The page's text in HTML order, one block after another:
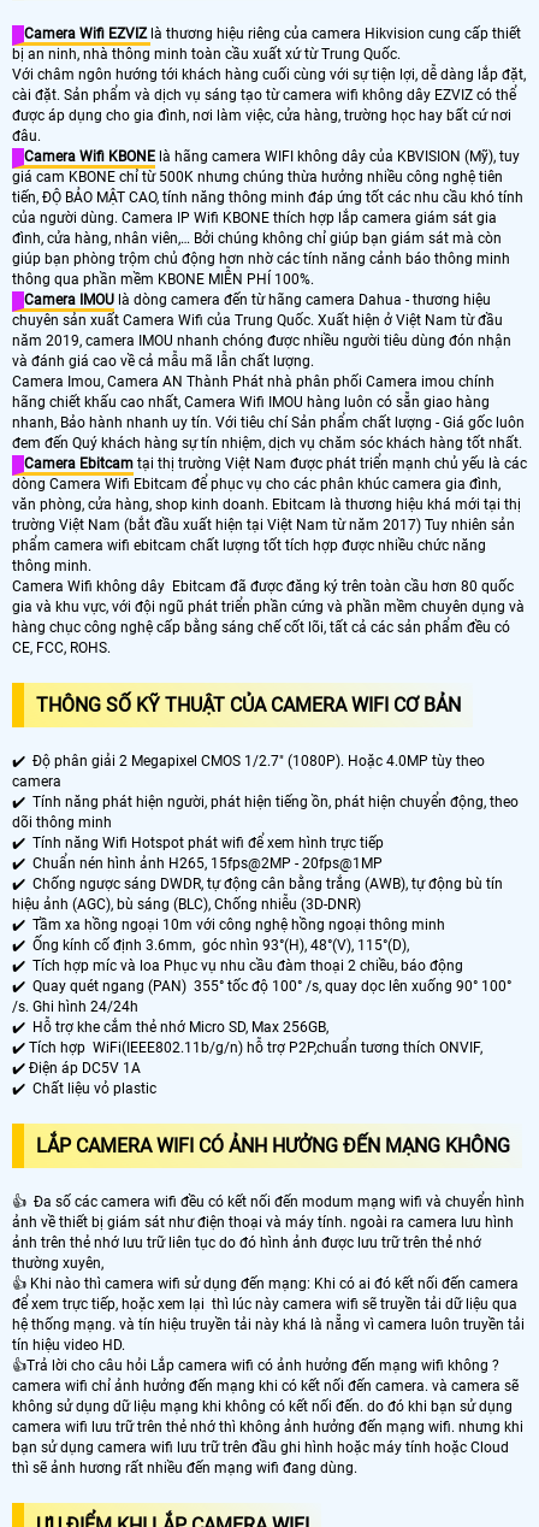
Camera Wifi EZVIZ là thương hiệu riêng của camera Hikvision cung cấp thiết
bị an ninh, nhà thông minh toàn cầu xuất xứ từ Trung Quốc.
Với châm ngôn hướng tới khách hàng cuối cùng với sự tiện lợi, dễ dàng lắp đặt,
cài đặt. Sản phẩm và dịch vụ sáng tạo từ camera wifi không dây EZVIZ có thể
được áp dụng cho gia đình, nơi làm việc, cửa hàng, trường học hay bất cứ nơi
đâu.
Camera Wifi KBONE là hãng camera WIFI không dây của KBVISION (Mỹ), tuy
giá cam KBONE chỉ từ 500K nhưng chúng thừa hưởng nhiều công nghệ tiên
tiến, ĐỘ BẢO MẬT CAO, tính năng thông minh đáp ứng tốt các nhu cầu khó tính
của người dùng. Camera IP Wifi KBONE thích hợp lắp camera giám sát gia
đình, cửa hàng, nhân viên,… Bởi chúng không chỉ giúp bạn giám sát mà còn
giúp bạn phòng trộm chủ động hơn nhờ các tính năng cảnh báo thông minh
thông qua phần mềm KBONE MIỄN PHÍ 100%.
Camera IMOU là dòng camera đến từ hãng camera Dahua - thương hiệu
chuyên sản xuất Camera Wifi của Trung Quốc. Xuất hiện ở Việt Nam từ đầu
năm 2019, camera IMOU nhanh chóng được nhiều người tiêu dùng đón nhận
và đánh giá cao về cả mẫu mã lẫn chất lượng.
Camera Imou, Camera AN Thành Phát nhà phân phối Camera imou chính
hãng chiết khấu cao nhất, Camera Wifi IMOU hàng luôn có sẵn giao hàng
nhanh, Bảo hành nhanh uy tín. Với tiêu chí Sản phẩm chất lượng - Giá gốc luôn
đem đến Quý khách hàng sự tín nhiệm, dịch vụ chăm sóc khách hàng tốt nhất.
Camera Ebitcam tại thị trường Việt Nam được phát triển mạnh chủ yếu là các
dòng Camera Wifi Ebitcam để phục vụ cho các phân khúc camera gia đình,
văn phòng, cửa hàng, shop kinh doanh. Ebitcam là thương hiệu khá mới tại thị
trường Việt Nam (bắt đầu xuất hiện tại Việt Nam từ năm 2017) Tuy nhiên sản
phẩm camera wifi ebitcam chất lượng tốt tích hợp được nhiều chức năng
thông minh.
Camera Wifi không dây Ebitcam đã được đăng ký trên toàn cầu hơn 80 quốc
gia và khu vực, với đội ngũ phát triển phần cứng và phần mềm chuyên dụng và
hàng chục công nghệ cấp bằng sáng chế cốt lõi, tất cả các sản phẩm đều có
CE, FCC, ROHS.
THÔNG SỐ KỸ THUẬT CỦA CAMERA WIFI CƠ BẢN
✔️ Độ phân giải 2 Megapixel CMOS 1/2.7" (1080P). Hoặc 4.0MP tùy theo
camera
✔️ Tính năng phát hiện người, phát hiện tiếng ồn, phát hiện chuyển động, theo
dõi thông minh
✔️ Tính năng Wifi Hotspot phát wifi để xem hình trực tiếp
✔️ Chuẩn nén hình ảnh H265, 15fps@2MP - 20fps@1MP
✔️ Chống ngược sáng DWDR, tự động cân bằng trắng (AWB), tự động bù tín
hiệu ảnh (AGC), bù sáng (BLC), Chống nhiễu (3D-DNR)
✔️ Tầm xa hồng ngoại 10m với công nghệ hồng ngoại thông minh
✔️ Ống kính cố định 3.6mm, góc nhìn 93°(H), 48°(V), 115°(D),
✔️ Tích hợp míc và loa Phục vụ nhu cầu đàm thoại 2 chiều, báo động
✔️ Quay quét ngang (PAN) 355° tốc độ 100° /s, quay dọc lên xuống 90° 100°
/s. Ghi hình 24/24h
✔️ Hỗ trợ khe cắm thẻ nhớ Micro SD, Max 256GB,
✔️ Tích hợp WiFi(IEEE802.11b/g/n) hỗ trợ P2P,chuẩn tương thích ONVIF,
✔️ Điện áp DC5V 1A
✔️ Chất liệu vỏ plastic
LẮP CAMERA WIFI CÓ ẢNH HƯỞNG ĐẾN MẠNG KHÔNG
👍 Đa số các camera wifi đều có kết nối đến modum mạng wifi và chuyển hình
ảnh về thiết bị giám sát như điện thoại và máy tính. ngoài ra camera lưu hình
ảnh trên thẻ nhớ lưu trữ liên tục do đó hình ảnh được lưu trữ trên thẻ nhớ
thường xuyên,
👍 Khi nào thì camera wifi sử dụng đến mạng: Khi có ai đó kết nối đến camera
để xem trực tiếp, hoặc xem lại thì lúc này camera wifi sẽ truyền tải dữ liệu qua
hệ thống mạng. và tín hiệu truyền tải này khá là nẵng vì camera luôn truyền tải
tín hiệu video HD.
👍Trả lời cho câu hỏi Lắp camera wifi có ảnh hưởng đến mạng wifi không ?
camera wifi chỉ ảnh hưởng đến mạng khi có kết nối đến camera. và camera sẽ
không sử dụng dữ liệu mạng khi không có kết nối đến. do đó khi bạn sử dụng
camera wifi lưu trữ trên thẻ nhớ thì không ảnh hưởng đến mạng wifi. nhưng khi
bạn sử dụng camera wifi lưu trữ trên đầu ghi hình hoặc máy tính hoặc Cloud
thì sẽ ảnh hương rất nhiều đến mạng wifi đang dùng.